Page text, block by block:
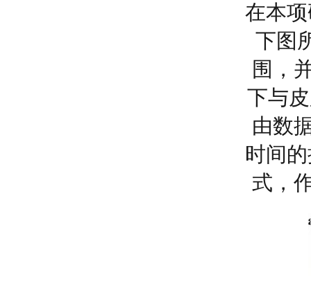
在本
下图
围，
下与
由数
时间
式，